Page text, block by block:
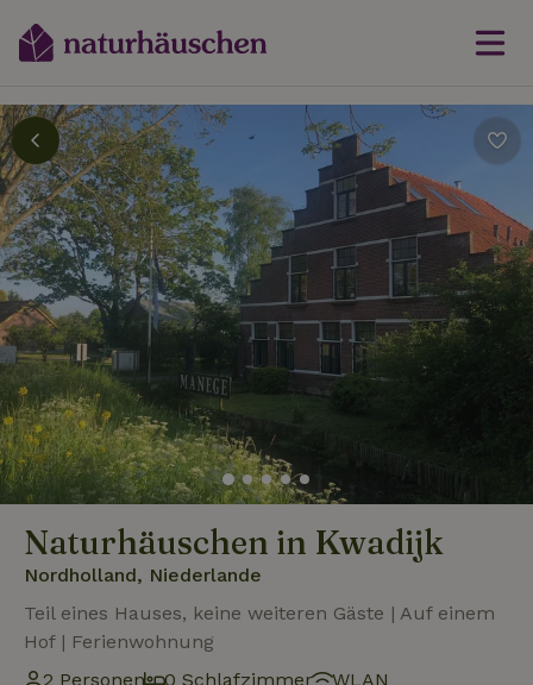
Naturhäuschen in Kwadijk
Nordholland, Niederlande
Teil eines Hauses, keine weiteren Gäste | Auf einem
Hof | Ferienwohnung
2 Personen
0 Schlafzimmer
WLAN